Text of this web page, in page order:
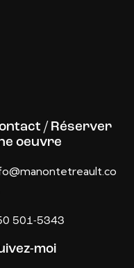
/ Réserver
oeuvre
501-5343
moi